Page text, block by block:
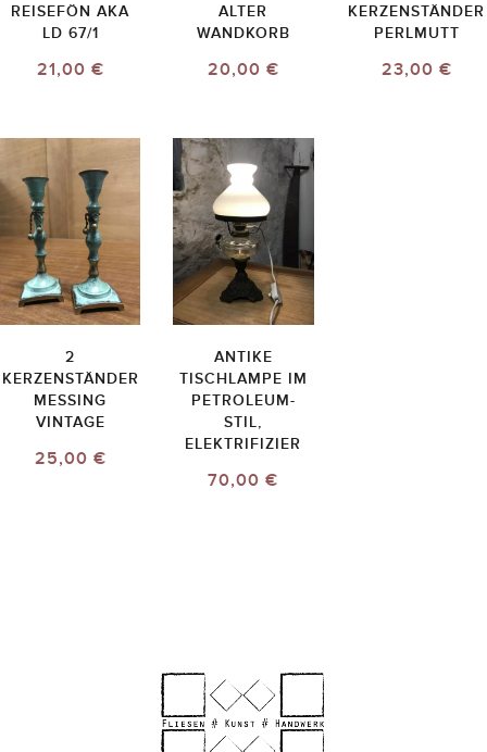
REISEFÖN AKA
LD 67/1
21,00 €
ALTER
WANDKORB
20,00 €
KERZENSTÄNDER
PERLMUTT
23,00 €
2
KERZENSTÄNDER
MESSING
VINTAGE
25,00 €
ANTIKE
TISCHLAMPE IM
PETROLEUM-
STIL,
ELEKTRIFIZIER
70,00 €